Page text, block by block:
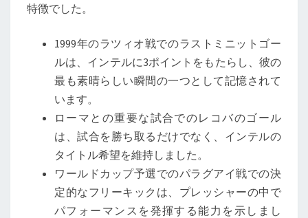
特徴でした。
1999年のラツィオ戦でのラストミニットゴー
ルは、インテルに3ポイントをもたらし、彼の
最も素晴らしい瞬間の一つとして記憶されて
います。
ローマとの重要な試合でのレコバのゴール
は、試合を勝ち取るだけでなく、インテルの
タイトル希望を維持しました。
ワールドカップ予選でのパラグアイ戦での決
定的なフリーキックは、プレッシャーの中で
パフォーマンスを発揮する能力を示しまし